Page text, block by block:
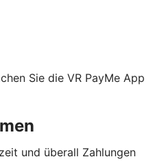
Sie die VR PayMe App
und überall Zahlungen